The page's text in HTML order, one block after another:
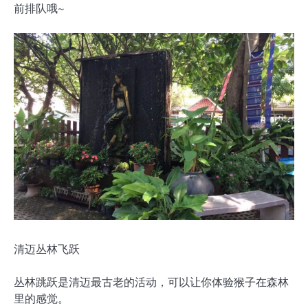
前排队哦~
清迈丛林飞跃
丛林跳跃是清迈最古老的活动，可以让你体验猴子在森林
里的感觉。